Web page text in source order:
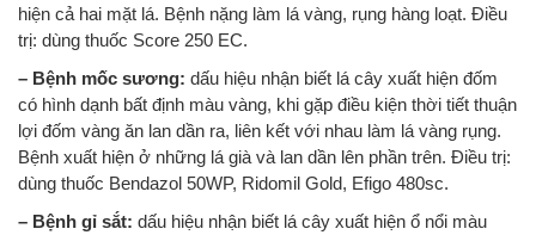
hiện cả hai mặt lá. Bệnh nặng làm lá vàng, rụng hàng loạt. Điều
trị: dùng thuốc Score 250 EC.
– Bệnh mốc sương: dấu hiệu nhận biết lá cây xuất hiện đốm
có hình dạnh bất định màu vàng, khi gặp điều kiện thời tiết thuận
lợi đốm vàng ăn lan dần ra, liên kết với nhau làm lá vàng rụng.
Bệnh xuất hiện ở những lá già và lan dần lên phần trên. Điều trị:
dùng thuốc Bendazol 50WP, Ridomil Gold, Efigo 480sc.
– Bệnh gỉ sắt: dấu hiệu nhận biết lá cây xuất hiện ổ nổi màu